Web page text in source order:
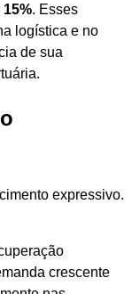
15%. Esses
logística e no
de sua
expressivo.
crescente